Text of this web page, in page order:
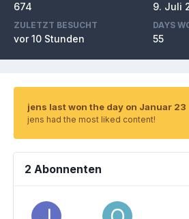
674 9. Juli
ZULETZT BESUCHT
vor 10 Stunden
DAYS
55
jens last won the day on Januar 23
jens had the most liked content!
2 Abonnenten